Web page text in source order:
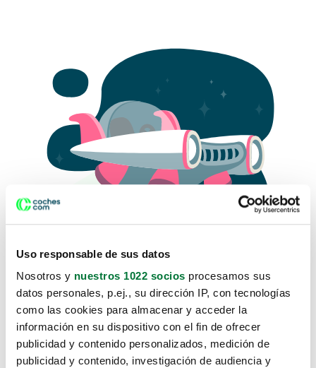
Uso responsable de sus datos
Nosotros y nuestros 1022 socios procesamos sus
datos personales, p.ej., su dirección IP, con tecnologías
como las cookies para almacenar y acceder la
información en su dispositivo con el fin de ofrecer
publicidad y contenido personalizados, medición de
publicidad y contenido, investigación de audiencia y
Lo sentimos, no sabemos como
te hemos traido hasta aquí.